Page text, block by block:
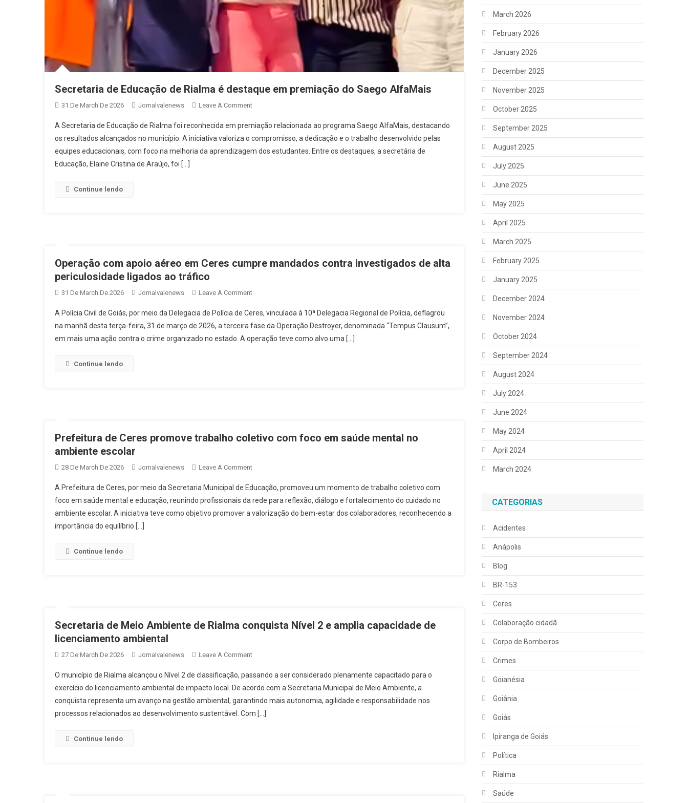
Secretaria de Educação de Rialma é destaque em premiação do Saego AlfaMais
31 De March De 2026 Jornalvalenews Leave A CommentOn
De
Educação
De
A Secretaria de Educação de Rialma foi reconhecida em premiação relacionada ao programa Saego AlfaMais, destacando
os resultados alcançados no município. A iniciativa valoriza o compromisso, a dedicação e o trabalho desenvolvido pelas
equipes educacionais, com foco na melhoria da aprendizagem dos estudantes. Entre os destaques, a secretária de
Educação, Elaine Cristina de Araújo, foi […]
Continue lendo
Operação com apoio aéreo em Ceres cumpre mandados contra investigados de alta
periculosidade ligados ao tráfico
31 De March De 2026 Jornalvalenews Leave A CommentOn
Com
Apoio
Aéreo
Alta
Ao
A Polícia Civil de Goiás, por meio da Delegacia de Polícia de Ceres, vinculada à 10ª Delegacia Regional de Polícia, deflagrou
na manhã desta terça-feira, 31 de março de 2026, a terceira fase da Operação Destroyer, denominada “Tempus Clausum”,
em mais uma ação contra o crime organizado no estado. A operação teve como alvo uma […]
Continue lendo
Prefeitura de Ceres promove trabalho coletivo com foco em saúde mental no
ambiente escolar
28 De March De 2026 Jornalvalenews Leave A CommentOn
De
Ceres
Promove
Ambiente
Escolar
A Prefeitura de Ceres, por meio da Secretaria Municipal de Educação, promoveu um momento de trabalho coletivo com
foco em saúde mental e educação, reunindo profissionais da rede para reflexão, diálogo e fortalecimento do cuidado no
ambiente escolar. A iniciativa teve como objetivo promover a valorização do bem-estar dos colaboradores, reconhecendo a
importância do equilíbrio […]
Continue lendo
Secretaria de Meio Ambiente de Rialma conquista Nível 2 e amplia capacidade de
licenciamento ambiental
27 De March De 2026 Jornalvalenews Leave A CommentOn
De
Meio
Ambiente
De
O município de Rialma alcançou o Nível 2 de classificação, passando a ser considerado plenamente capacitado para o
exercício do licenciamento ambiental de impacto local. De acordo com a Secretaria Municipal de Meio Ambiente, a
conquista representa um avanço na gestão ambiental, garantindo mais autonomia, agilidade e responsabilidade nos
processos relacionados ao desenvolvimento sustentável. Com […]
Continue lendo
March 2026
February 2026
January 2026
December 2025
November 2025
October 2025
September 2025
August 2025
July 2025
June 2025
May 2025
April 2025
March 2025
February 2025
January 2025
December 2024
November 2024
October 2024
September 2024
August 2024
July 2024
June 2024
May 2024
April 2024
March 2024
CATEGORIAS
Acidentes
Anápolis
Blog
BR-153
Ceres
Colaboração cidadã
Corpo de Bombeiros
Crimes
Goianésia
Goiânia
Goiás
Ipiranga de Goiás
Política
Rialma
Saúde